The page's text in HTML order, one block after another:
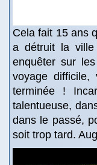
Cela fait 15 ans
a détruit la ville
enquêter sur
voyage
terminée !
talentueuse,
dans le passé,
soit trop tard.